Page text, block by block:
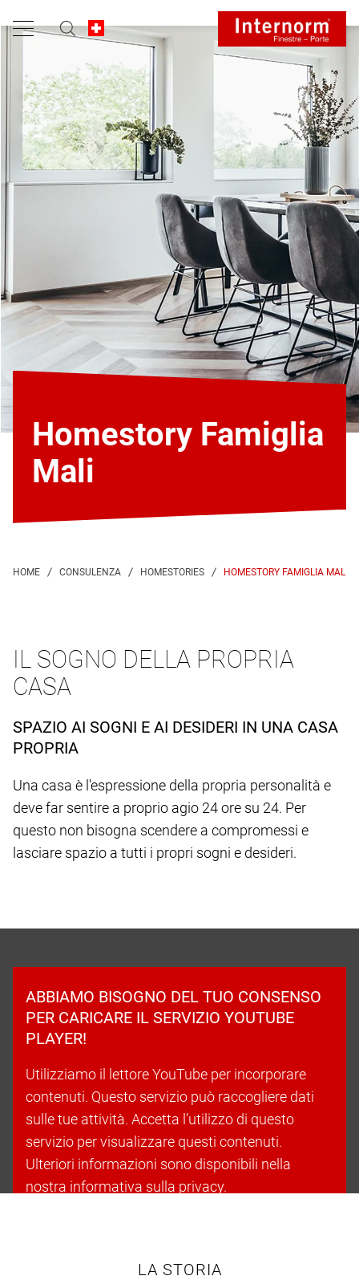
Homestory Famiglia
Mali
HOMESTORY FAMIGLIA MALI
IL SOGNO DELLA PROPRIA
CASA
SPAZIO AI SOGNI E AI DESIDERI IN UNA CASA
PROPRIA
Una casa è l'espressione della propria personalità e
deve far sentire a proprio agio 24 ore su 24. Per
questo non bisogna scendere a compromessi e
lasciare spazio a tutti i propri sogni e desideri.
ABBIAMO BISOGNO DEL TUO CONSENSO
PER CARICARE IL SERVIZIO YOUTUBE
PLAYER!
Utilizziamo il lettore YouTube per incorporare
contenuti. Questo servizio può raccogliere dati
sulle tue attività. Accetta l’utilizzo di questo
servizio per visualizzare questi contenuti.
Ulteriori informazioni sono disponibili nella
nostra informativa sulla privacy.
LA STORIA